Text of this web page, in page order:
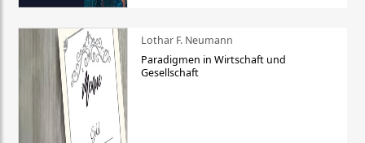
Lothar F. Neumann
Paradigmen in Wirtschaft und
Gesellschaft